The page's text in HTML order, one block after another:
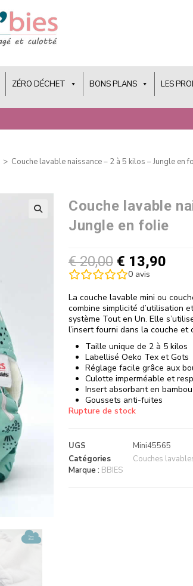
ZÉRO DÉCHET BONS PLANS LES
> Couche lavable naissance – 2 à 5 kilos – Jungle en
Couche lavable
Jungle en folie
€20,00 € 13,90
0avis
La couche lavable mini ou
combine simplicité d’utilisation
système Tout en Un. Elle
l’insert fourni dans la couche et
Taille unique de 2 à 5 kilos
Labellisé Oeko Tex et Gots
Réglage facile grâce aux
Culotte imperméable et
Insert absorbant en bambou
Goussets anti-fuites
Rupture de stock
UGS
Mini45565
Catégories
Couches
Marque : BBIES